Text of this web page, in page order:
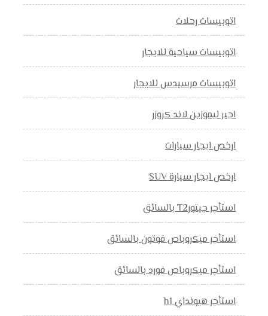
اتوبيسات رحلات
اتوبيسات سياحية للايجار
اتوبيسات مرسيدس للايجار
اجير ليموزين لاند كروزر
ارخص ايجار سيارات
ارخص ايجار سيارة SUV
استأجر جيتورT2 بالسائق
استأجر ميكروباص فوتون بالسائق
استأجر ميكروباص فورد بالسائق
استأجر هيونداي h1